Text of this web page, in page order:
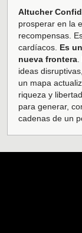
Altucher
prosperar en la
recompensas.
cardíacos. Es
nueva frontera.
ideas
un mapa
riqueza y
para generar,
cadenas de un